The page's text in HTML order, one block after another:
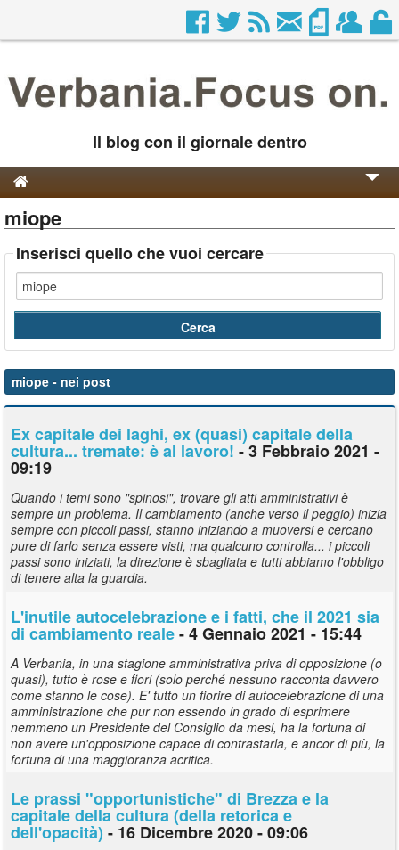
Il blog con il giornale dentro
Genesi e Storia
Contatti
miope
Inserisci quello che vuoi cercare
miope - nei post
Ex capitale dei laghi, ex (quasi) capitale della
cultura... tremate: è al lavoro! - 3 Febbraio 2021 -
09:19
Quando i temi sono "spinosi", trovare gli atti amministrativi è
sempre un problema. Il cambiamento (anche verso il peggio) inizia
sempre con piccoli passi, stanno iniziando a muoversi e cercano
pure di farlo senza essere visti, ma qualcuno controlla... i piccoli
passi sono iniziati, la direzione è sbagliata e tutti abbiamo l'obbligo
di tenere alta la guardia.
L'inutile autocelebrazione e i fatti, che il 2021 sia
di cambiamento reale- 4 Gennaio 2021 - 15:44
A Verbania, in una stagione amministrativa priva di opposizione (o
quasi), tutto è rose e fiori (solo perché nessuno racconta davvero
come stanno le cose). E' tutto un fiorire di autocelebrazione di una
amministrazione che pur non essendo in grado di esprimere
nemmeno un Presidente del Consiglio da mesi, ha la fortuna di
non avere un'opposizione capace di contrastarla, e ancor di più, la
fortuna di una maggioranza acritica.
Le prassi "opportunistiche" di Brezza e la
capitale della cultura (della retorica e
dell'opacità) - 16 Dicembre 2020 - 09:06